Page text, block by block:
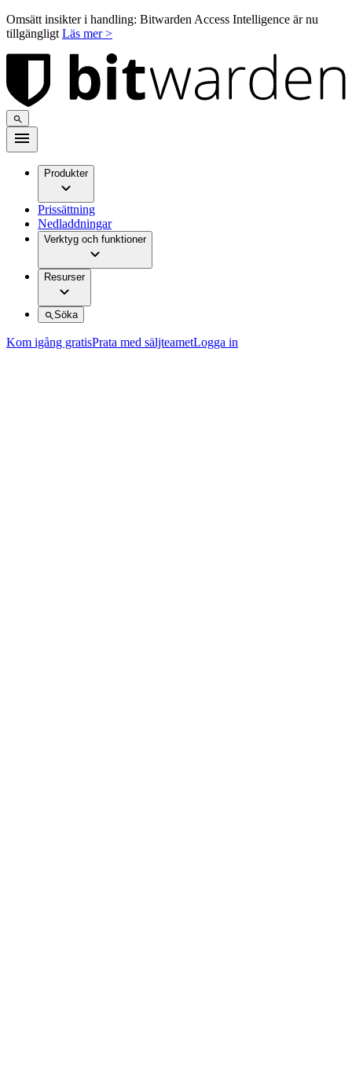
Omsätt insikter i handling: Bitwarden Access Intelligence är nu
tillgängligt Läs mer >
Produkter
Prissättning
Nedladdningar
Verktyg och funktioner
Resurser
Söka
Kom igång gratisPrata med säljteametLogga in